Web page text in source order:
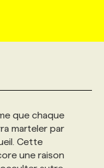
que chaque
marteler par
Cette
une raison